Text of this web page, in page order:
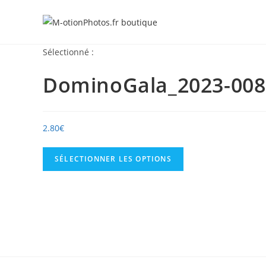
Sélectionné :
DominoGala_2023-
2.80€
SÉLECTIONNER LES OPTIONS